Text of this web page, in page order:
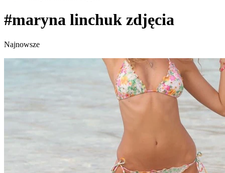
#maryna linchuk zdjęcia
Najnowsze